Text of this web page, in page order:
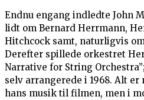
Endnu engang indledte John
lidt om Bernard Herrmann,
Hitchcock samt, naturligvis
Derefter spillede orkestret
Narrative for String
selv arrangerede i 1968. Alt
hans musik til filmen, men i